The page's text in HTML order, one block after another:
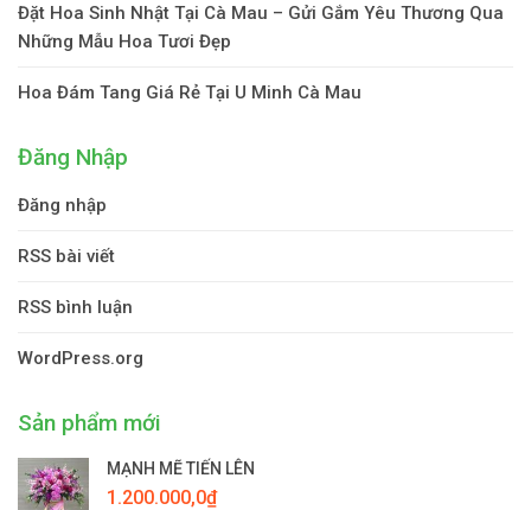
Đặt Hoa Sinh Nhật Tại Cà Mau – Gửi Gắm Yêu Thương Qua
Những Mẫu Hoa Tươi Đẹp
Hoa Đám Tang Giá Rẻ Tại U Minh Cà Mau
Đăng Nhập
Đăng nhập
RSS bài viết
RSS bình luận
WordPress.org
Sản phẩm mới
MẠNH MẼ TIẾN LÊN
1.200.000,0₫